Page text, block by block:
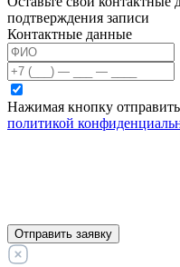
подтверждения записи
Контактные данные
Нажимая кнопку
политикой
Отправить заявку